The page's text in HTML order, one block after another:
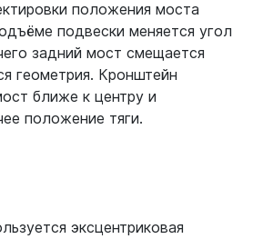
положения моста
подвески меняется угол
задний мост смещается
геометрия. Кронштейн
ближе к центру и
положение тяги.
эксцентриковая